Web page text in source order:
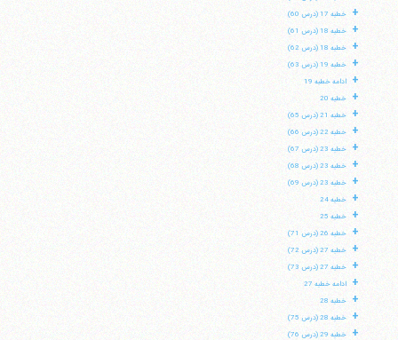
+ خطبه 17 (درس 60)
+ خطبه 18 (درس 61)
+ خطبه 18 (درس 62)
+ خطبه 19 (درس 63)
+ ادامه خطبه 19
+ خطبه 20
+ خطبه 21 (درس 65)
+ خطبه 22 (درس 66)
+ خطبه 23 (درس 67)
+ خطبه 23 (درس 68)
+ خطبه 23 (درس 69)
+ خطبه 24
+ خطبه 25
+ خطبه 26 (درس 71)
+ خطبه 27 (درس 72)
+ خطبه 27 (درس 73)
+ ادامه خطبه 27
+ خطبه 28
+ خطبه 28 (درس 75)
+ خطبه 29 (درس 76)